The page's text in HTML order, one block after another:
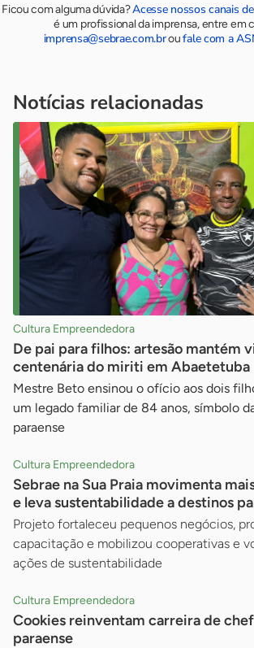
Ficou com alguma dúvida?Acesse nossos canais
é um profissional da imprensa, entre em
imprensa@sebrae.com.broufale com a
Notícias relacionadas
Cultura Empreendedora
De pai para filhos: artesão mantém
centenária do miriti em Abaetetuba
Mestre Beto ensinou o ofício aos dois
um legado familiar de 84 anos, símbolo
paraense
Cultura Empreendedora
Sebrae na Sua Praia movimenta
e leva sustentabilidade a destinos
Projeto fortaleceu pequenos negócios,
capacitação e mobilizou cooperativas e
ações de sustentabilidade
Cultura Empreendedora
Cookies reinventam carreira de
paraense